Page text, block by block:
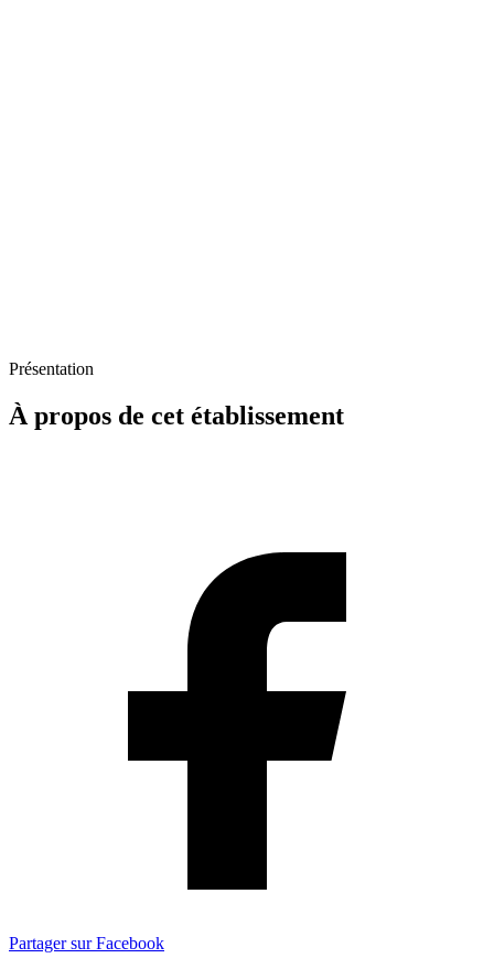
Présentation
À propos de cet établissement
Partager sur Facebook